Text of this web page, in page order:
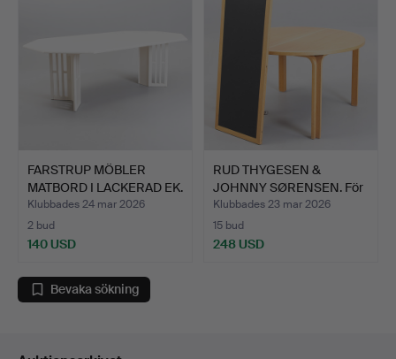
FARSTRUP MÖBLER
MATBORD I LACKERAD EK.
Ytt…
Klubbades 24 mar 2026
2 bud
140 USD
RUD THYGESEN &
JOHNNY SØRENSEN. För
Magnus…
Klubbades 23 mar 2026
15 bud
248 USD
Bevaka sökning